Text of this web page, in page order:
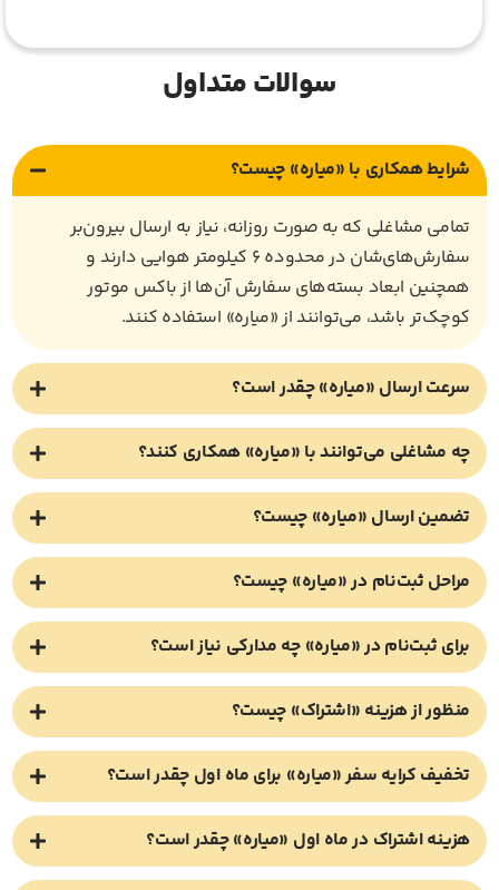
سوالات متداول
شرایط همکاری با «میاره» چیست؟
تمامی مشاغلی که به صورت روزانه، نیاز به ارسال بیرون‌بر
سفارش‌های‌شان در محدوده ۶ کیلومتر هوایی دارند و
همچنین ابعاد بسته‌های سفارش آن‌ها از باکس موتور
کوچک‌تر باشد، می‌توانند از «میاره» استفاده کنند.
سرعت ارسال «میاره» چقدر است؟
چه مشاغلی می‌توانند با «میاره» همکاری کنند؟
تضمین ارسال «میاره» چیست؟
مراحل ثبت‌نام در «میاره» چیست؟
برای ثبت‌نام در «میاره» چه مدارکی نیاز است؟
منظور از هزینه «اشتراک» چیست؟
تخفیف کرایه سفر «میاره» برای ماه اول چقدر است؟
هزینه اشتراک در ماه اول «میاره» چقدر است؟